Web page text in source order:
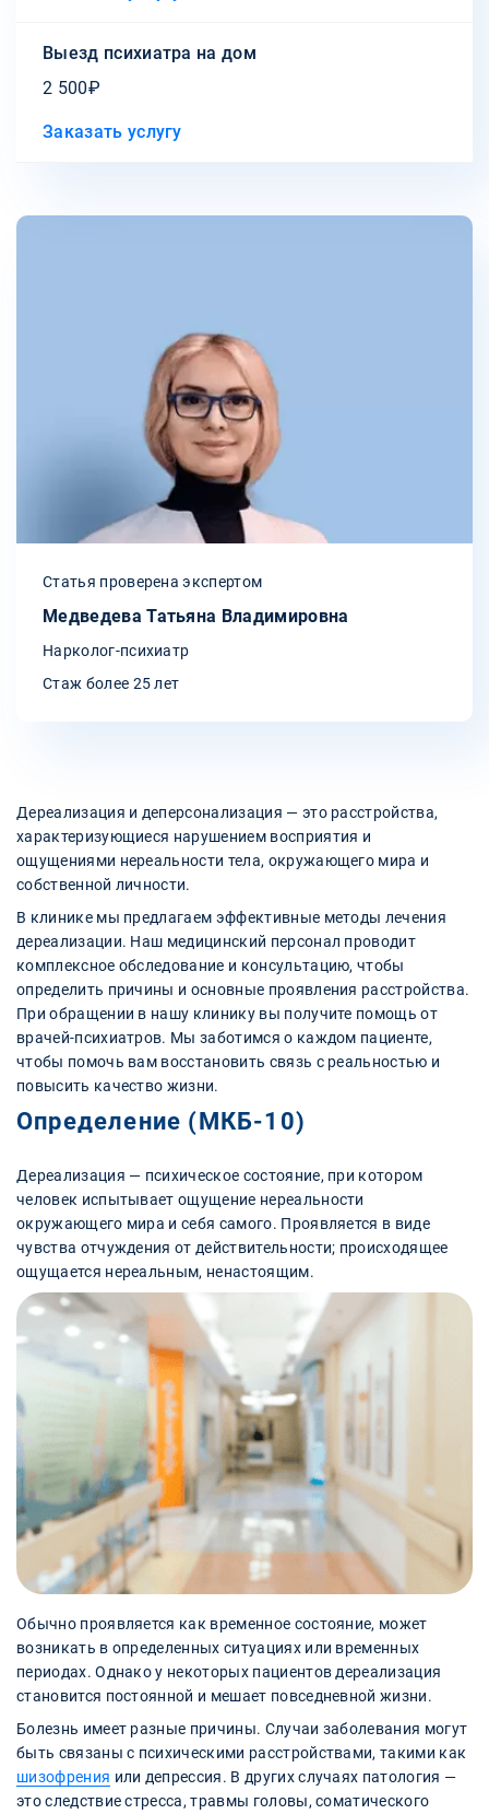
Выезд психиатра на дом
2 500₽
Заказать услугу
Статья проверена экспертом
Медведева Татьяна Владимировна
Нарколог-психиатр
Стаж более 25 лет
Дереализация и деперсонализация — это расстройства,
характеризующиеся нарушением восприятия и
ощущениями нереальности тела, окружающего мира и
собственной личности.
В клинике мы предлагаем эффективные методы лечения
дереализации. Наш медицинский персонал проводит
комплексное обследование и консультацию, чтобы
определить причины и основные проявления расстройства.
При обращении в нашу клинику вы получите помощь от
врачей-психиатров. Мы заботимся о каждом пациенте,
чтобы помочь вам восстановить связь с реальностью и
повысить качество жизни.
Определение (МКБ-10)
Дереализация — психическое состояние, при котором
человек испытывает ощущение нереальности
окружающего мира и себя самого. Проявляется в виде
чувства отчуждения от действительности; происходящее
ощущается нереальным, ненастоящим.
Обычно проявляется как временное состояние, может
возникать в определенных ситуациях или временных
периодах. Однако у некоторых пациентов дереализация
становится постоянной и мешает повседневной жизни.
Болезнь имеет разные причины. Случаи заболевания могут
быть связаны с психическими расстройствами, такими как
шизофрения или депрессия. В других случаях патология —
это следствие стресса, травмы головы, соматического